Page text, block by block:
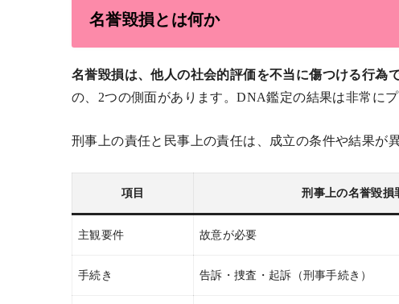
名誉毀損とは何か
名誉毀損は、他人の社会的評価を不当に傷つける行為で
の、2つの側面があります。DNA鑑定の結果は非常に
刑事上の責任と民事上の責任は、成立の条件や結果が
項目 刑事上の名誉毀損
主観要件 故意が必要
手続き 告訴・捜査・起訴（刑事手続き）